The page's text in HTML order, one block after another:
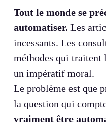
Tout le monde se
automatiser. Les
incessants. Les
méthodes qui traitent
un impératif moral.
Le problème est que
la question qui
vraiment être